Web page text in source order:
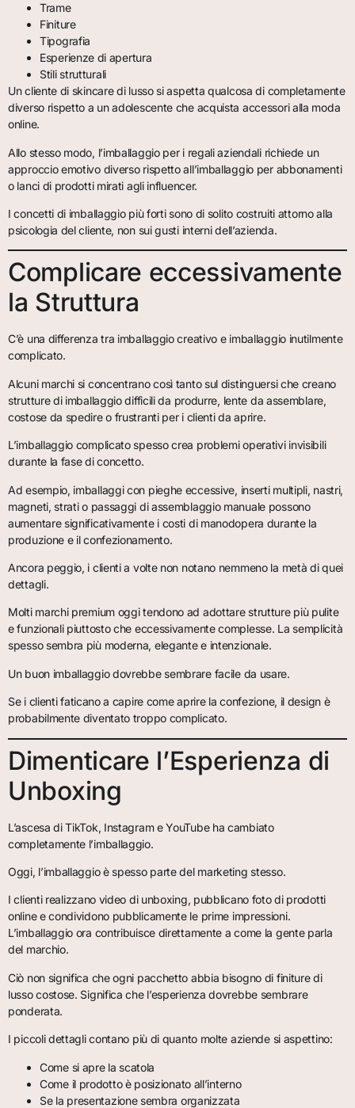
Trame
Finiture
Tipografia
Esperienze di apertura
Stili strutturali
Un cliente di skincare di lusso si aspetta qualcosa di completamente
diverso rispetto a un adolescente che acquista accessori alla moda
online.
Allo stesso modo, l’imballaggio per i regali aziendali richiede un
approccio emotivo diverso rispetto all’imballaggio per abbonamenti
o lanci di prodotti mirati agli influencer.
I concetti di imballaggio più forti sono di solito costruiti attorno alla
psicologia del cliente, non sui gusti interni dell’azienda.
Complicare eccessivamente
la Struttura
C’è una differenza tra imballaggio creativo e imballaggio inutilmente
complicato.
Alcuni marchi si concentrano così tanto sul distinguersi che creano
strutture di imballaggio difficili da produrre, lente da assemblare,
costose da spedire o frustranti per i clienti da aprire.
L’imballaggio complicato spesso crea problemi operativi invisibili
durante la fase di concetto.
Ad esempio, imballaggi con pieghe eccessive, inserti multipli, nastri,
magneti, strati o passaggi di assemblaggio manuale possono
aumentare significativamente i costi di manodopera durante la
produzione e il confezionamento.
Ancora peggio, i clienti a volte non notano nemmeno la metà di quei
dettagli.
Molti marchi premium oggi tendono ad adottare strutture più pulite
e funzionali piuttosto che eccessivamente complesse. La semplicità
spesso sembra più moderna, elegante e intenzionale.
Un buon imballaggio dovrebbe sembrare facile da usare.
Se i clienti faticano a capire come aprire la confezione, il design è
probabilmente diventato troppo complicato.
Dimenticare l’Esperienza di
Unboxing
L’ascesa di TikTok, Instagram e YouTube ha cambiato
completamente l’imballaggio.
Oggi, l’imballaggio è spesso parte del marketing stesso.
I clienti realizzano video di unboxing, pubblicano foto di prodotti
online e condividono pubblicamente le prime impressioni.
L’imballaggio ora contribuisce direttamente a come la gente parla
del marchio.
Ciò non significa che ogni pacchetto abbia bisogno di finiture di
lusso costose. Significa che l’esperienza dovrebbe sembrare
ponderata.
I piccoli dettagli contano più di quanto molte aziende si aspettino:
Come si apre la scatola
Come il prodotto è posizionato all’interno
Se la presentazione sembra organizzata